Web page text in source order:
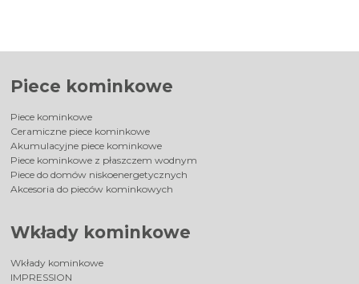
Piece kominkowe
Piece kominkowe
Ceramiczne piece kominkowe
Akumulacyjne piece kominkowe
Piece kominkowe z płaszczem wodnym
Piece do domów niskoenergetycznych
Akcesoria do pieców kominkowych
Wkłady kominkowe
Wkłady kominkowe
IMPRESSION